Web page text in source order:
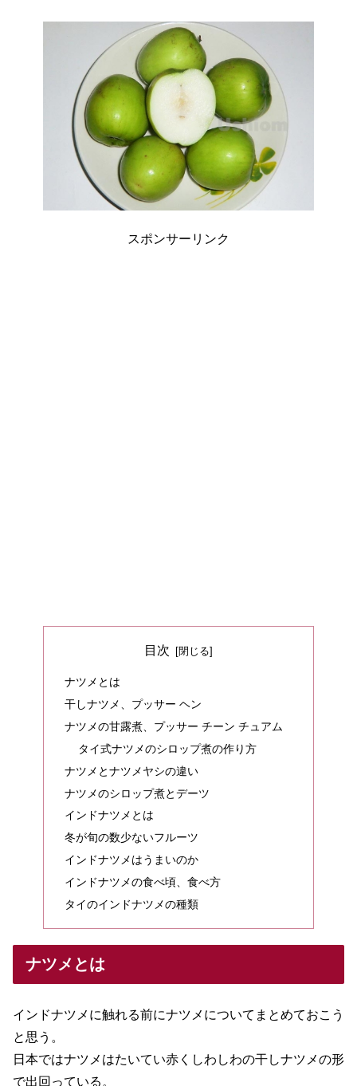
スポンサーリンク
目次
ナツメとは
干しナツメ、プッサー ヘン
ナツメの甘露煮、プッサー チーン チュアム
タイ式ナツメのシロップ煮の作り方
ナツメとナツメヤシの違い
ナツメのシロップ煮とデーツ
インドナツメとは
冬が旬の数少ないフルーツ
インドナツメはうまいのか
インドナツメの食べ頃、食べ方
タイのインドナツメの種類
ナツメとは
インドナツメに触れる前にナツメについてまとめておこう
と思う。
日本ではナツメはたいてい赤くしわしわの干しナツメの形
で出回っている。